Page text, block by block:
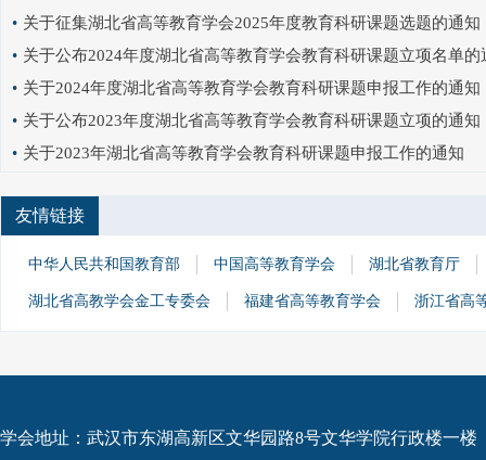
• 关于征集湖北省高等教育学会2025年度教育科研课题选题的通知
• 关于公布2024年度湖北省高等教育学会教育科研课题立项名单的
• 关于2024年度湖北省高等教育学会教育科研课题申报工作的通知
• 关于公布2023年度湖北省高等教育学会教育科研课题立项的通知
• 关于2023年湖北省高等教育学会教育科研课题申报工作的通知
友情链接
中华人民共和国教育部 中国高等教育学会 湖北省教育厅
湖北省高教学会金工专委会 福建省高等教育学会 浙江省高
学会地址：武汉市东湖高新区文华园路8号文华学院行政楼一楼